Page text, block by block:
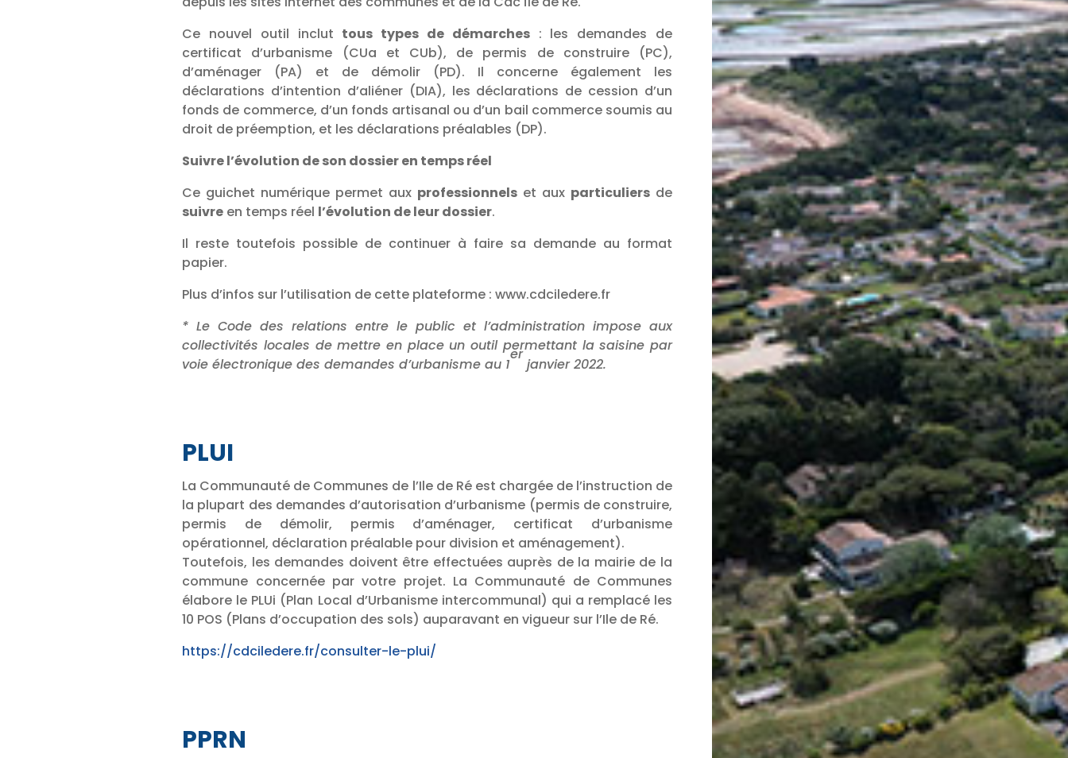
Ce nouvel outil inclut tous types de démarches: les demandes de
certificat d’urbanisme (CUa et CUb), de permis de construire (PC),
d’aménager (PA) et de démolir (PD). Il concerne également les
déclarations d’intention d’aliéner (DIA), les déclarations de cession d’un
fonds de commerce, d’un fonds artisanal ou d’un bail commerce soumis au
droit de préemption, et les déclarations préalables (DP).
Suivre l’évolution de son dossier en temps réel
Ce guichet numérique permet aux professionnels et aux particuliers de
suivre en temps réel l’évolution de leur dossier.
Il reste toutefois possible de continuer à faire sa demande au format
papier.
Plus d’infos sur l’utilisation de cette plateforme : www.cdciledere.fr
* Le Code des relations entre le public et l’administration impose aux
collectivités locales de mettre en place un outil permettant la saisine par
voie électronique des demandes d’urbanisme au 1
er
janvier 2022.
PLUI
La Communauté de Communes de l’Ile de Ré est chargée de l’instruction de
la plupart des demandes d’autorisation d’urbanisme (permis de construire,
permis de démolir, permis d’aménager, certificat d’urbanisme
opérationnel, déclaration préalable pour division et aménagement).
Toutefois, les demandes doivent être effectuées auprès de la mairie de la
commune concernée par votre projet. La Communauté de Communes
élabore le PLUi (Plan Local d’Urbanisme intercommunal) qui a remplacé les
10 POS (Plans d’occupation des sols) auparavant en vigueur sur l’Ile de Ré.
https://cdciledere.fr/consulter-le-plui/
PPRN